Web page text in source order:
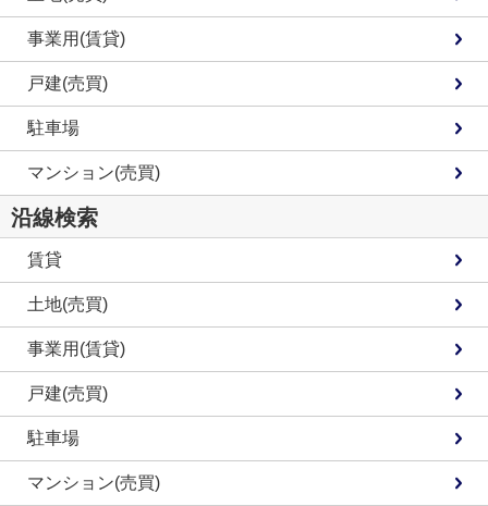
事業用(賃貸)
戸建(売買)
駐車場
マンション(売買)
沿線検索
賃貸
土地(売買)
事業用(賃貸)
戸建(売買)
駐車場
マンション(売買)